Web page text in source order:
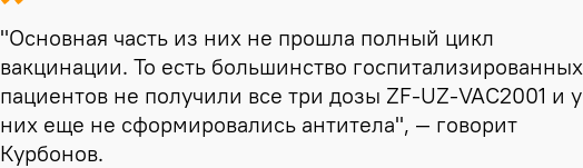
"Основная часть из них не прошла полный цикл
вакцинации. То есть большинство госпитализированных
пациентов не получили все три дозы ZF-UZ-VAC2001 и у
них еще не сформировались антитела", — говорит
Курбонов.